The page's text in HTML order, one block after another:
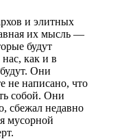
и элитных
их мысль —
будут
как и в
Они
не написано, что
собой. Они
сбежал недавно
мусорной